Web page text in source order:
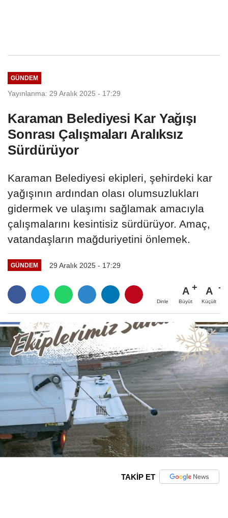
GÜNDEM
Yayınlanma: 29 Aralık 2025 - 17:29
Karaman Belediyesi Kar Yağışı
Sonrası Çalışmaları Aralıksız
Sürdürüyor
Karaman Belediyesi ekipleri, şehirdeki kar
yağışının ardından olası olumsuzlukları
gidermek ve ulaşımı sağlamak amacıyla
çalışmalarını kesintisiz sürdürüyor. Amaç,
vatandaşların mağduriyetini önlemek.
GÜNDEM 29 Aralık 2025 - 17:29
Dinle
A
Büyüt
A
Küçült
TAKİP ET